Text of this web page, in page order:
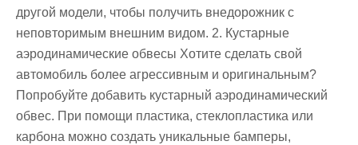
другой модели, чтобы получить внедорожник с
неповторимым внешним видом. 2. Кустарные
аэродинамические обвесы Хотите сделать свой
автомобиль более агрессивным и оригинальным?
Попробуйте добавить кустарный аэродинамический
обвес. При помощи пластика, стеклопластика или
карбона можно создать уникальные бамперы,